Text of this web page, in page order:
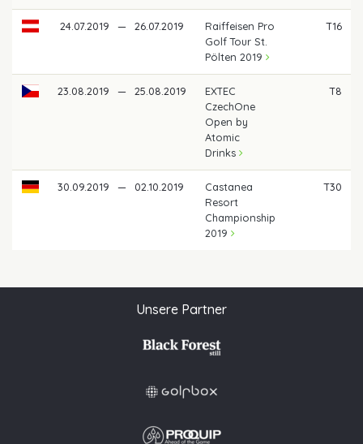
24.07.2019 — 26.07.2019
Raiffeisen Pro
Golf Tour St.
Pölten 2019
T16
23.08.2019 — 25.08.2019
EXTEC
CzechOne
Open by
Atomic
Drinks
T8
30.09.2019 — 02.10.2019
Castanea
Resort
Championship
2019
T30
Unsere Partner